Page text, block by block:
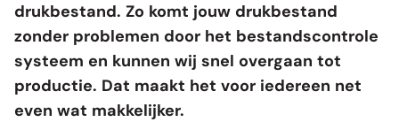
drukbestand. Zo komt jouw drukbestand
zonder problemen door het bestandscontrole
systeem en kunnen wij snel overgaan tot
productie. Dat maakt het voor iedereen net
even wat makkelijker.